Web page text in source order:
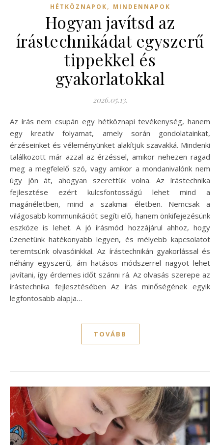
HÉTKÖZNAPOK, MINDENNAPOK
Hogyan javítsd az
írástechnikádat egyszerű
tippekkel és
gyakorlatokkal
2026.05.13.
Az írás nem csupán egy hétköznapi tevékenység, hanem
egy kreatív folyamat, amely során gondolatainkat,
érzéseinket és véleményünket alakítjuk szavakká. Mindenki
találkozott már azzal az érzéssel, amikor nehezen ragad
meg a megfelelő szó, vagy amikor a mondanivalónk nem
úgy jön át, ahogyan szerettük volna. Az írástechnika
fejlesztése ezért kulcsfontosságú lehet mind a
magánéletben, mind a szakmai életben. Nemcsak a
világosabb kommunikációt segíti elő, hanem önkifejezésünk
eszköze is lehet. A jó írásmód hozzájárul ahhoz, hogy
üzenetünk hatékonyabb legyen, és mélyebb kapcsolatot
teremtsünk olvasóinkkal. Az írástechnikán gyakorlással és
néhány egyszerű, ám hatásos módszerrel nagyot lehet
javítani, így érdemes időt szánni rá. Az olvasás szerepe az
írástechnika fejlesztésében Az írás minőségének egyik
legfontosabb alapja…
TOVÁBB